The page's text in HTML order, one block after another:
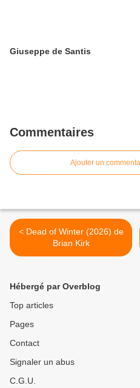
Giuseppe de Santis
Commentaires
Ajouter un
< Dead of Winter (2026) de
Brian Kirk
Hébergé par Overblog
Top articles
Pages
Contact
Signaler un abus
C.G.U.